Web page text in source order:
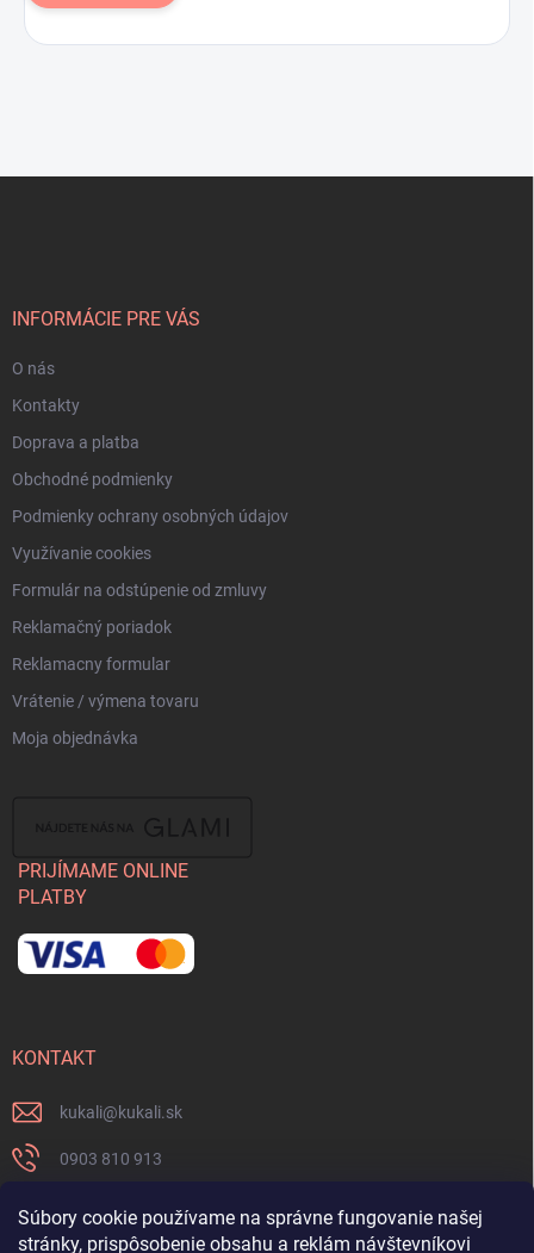
Súbory cookie používame na správne fungovanie našej
stránky, prispôsobenie obsahu a reklám návštevníkovi
INFORMÁCIE PRE VÁS
O nás
Kontakty
Doprava a platba
Obchodné podmienky
Podmienky ochrany osobných údajov
Využívanie cookies
Formulár na odstúpenie od zmluvy
Reklamačný poriadok
Reklamacny formular
Vrátenie / výmena tovaru
Moja objednávka
PRIJÍMAME ONLINE
PLATBY
KONTAKT
kukali@kukali.sk
0903 810 913